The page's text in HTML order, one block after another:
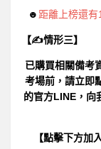
☻ 距離上榜還
【✍情形三】
已購買相關備考
考場前，請立即
的官方LINE，向
【點擊下方加